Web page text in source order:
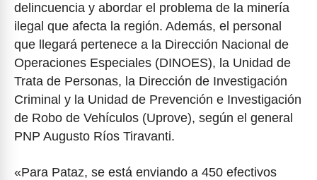
delincuencia y abordar el problema de la minería
ilegal que afecta la región. Además, el personal
que llegará pertenece a la Dirección Nacional de
Operaciones Especiales (DINOES), la Unidad de
Trata de Personas, la Dirección de Investigación
Criminal y la Unidad de Prevención e Investigación
de Robo de Vehículos (Uprove), según el general
PNP Augusto Ríos Tiravanti.
«Para Pataz, se está enviando a 450 efectivos